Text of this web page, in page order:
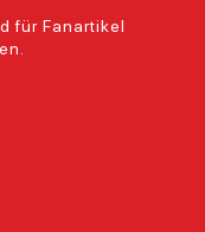
für Fanartikel